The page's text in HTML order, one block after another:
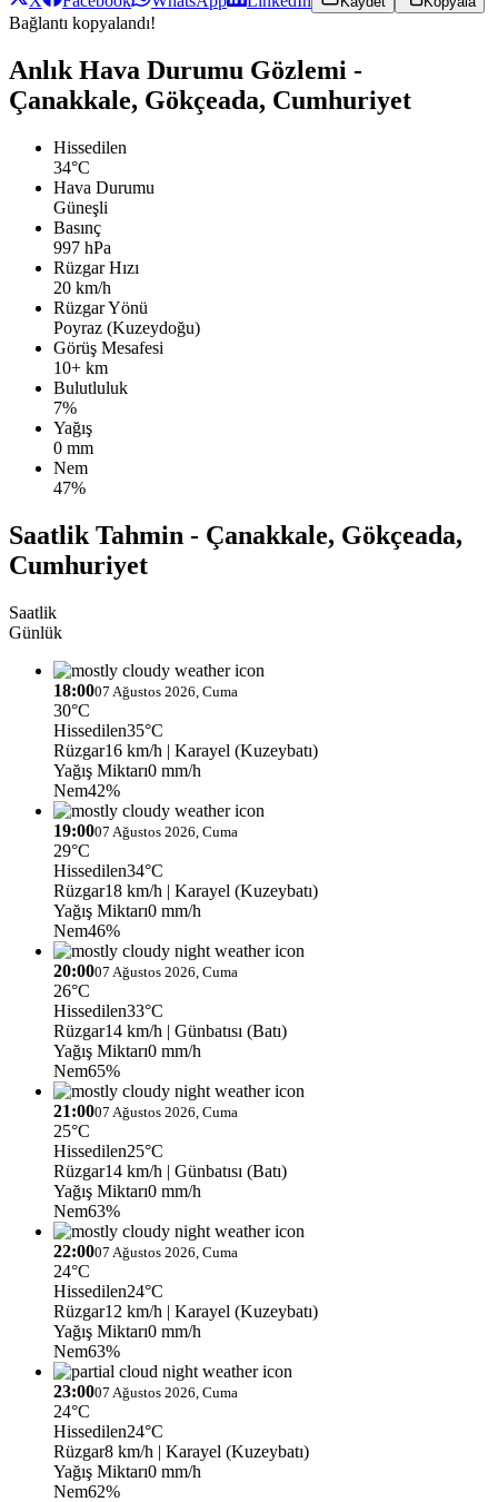
Bağlantı kopyalandı!
Anlık Hava Durumu Gözlemi -
Çanakkale, Gökçeada, Cumhuriyet
Hissedilen
34°C
Hava Durumu
Güneşli
Basınç
997 hPa
Rüzgar Hızı
20 km/h
Rüzgar Yönü
Poyraz (Kuzeydoğu)
Görüş Mesafesi
10+ km
Bulutluluk
7%
Yağış
0 mm
Nem
47%
Saatlik Tahmin - Çanakkale, Gökçeada,
Cumhuriyet
Saatlik
Günlük
18:0007 Ağustos 2026, Cuma
30°C
Hissedilen35°C
Rüzgar16 km/h | Karayel (Kuzeybatı)
Yağış Miktarı0 mm/h
Nem42%
19:0007 Ağustos 2026, Cuma
29°C
Hissedilen34°C
Rüzgar18 km/h | Karayel (Kuzeybatı)
Yağış Miktarı0 mm/h
Nem46%
20:0007 Ağustos 2026, Cuma
26°C
Hissedilen33°C
Rüzgar14 km/h | Günbatısı (Batı)
Yağış Miktarı0 mm/h
Nem65%
21:0007 Ağustos 2026, Cuma
25°C
Hissedilen25°C
Rüzgar14 km/h | Günbatısı (Batı)
Yağış Miktarı0 mm/h
Nem63%
22:0007 Ağustos 2026, Cuma
24°C
Hissedilen24°C
Rüzgar12 km/h | Karayel (Kuzeybatı)
Yağış Miktarı0 mm/h
Nem63%
23:0007 Ağustos 2026, Cuma
24°C
Hissedilen24°C
Rüzgar8 km/h | Karayel (Kuzeybatı)
Yağış Miktarı0 mm/h
Nem62%